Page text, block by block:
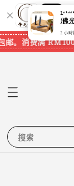
您
。 消费满
搜索
2 小時